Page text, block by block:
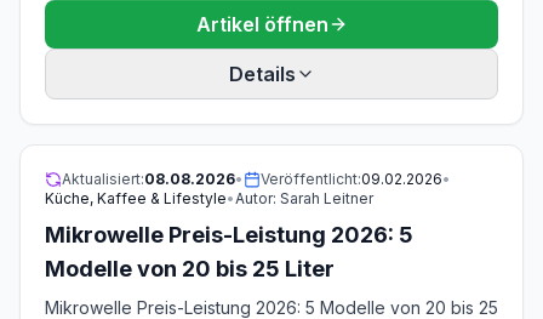
De'Longhi Dedica Style EC685 und Dedica Duo
EC890.M, Neretva, AMZCHEF, Grundig KSM 4330 und
Aigostar.
Artikel öffnen
Details
Aktualisiert:08.08.2026• Veröffentlicht:09.02.2026•
Küche, Kaffee & Lifestyle•Autor: Sarah Leitner
Mikrowelle Preis-Leistung 2026: 5
Modelle von 20 bis 25 Liter
Mikrowelle Preis-Leistung 2026: 5 Modelle von 20 bis 25